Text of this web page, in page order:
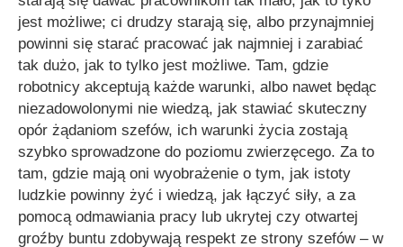
jest możliwe; ci drudzy starają się, albo przynajmniej
powinni się starać pracować jak najmniej i zarabiać
tak dużo, jak to tylko jest możliwe. Tam, gdzie
robotnicy akceptują każde warunki, albo nawet będąc
niezadowolonymi nie wiedzą, jak stawiać skuteczny
opór żądaniom szefów, ich warunki życia zostają
szybko sprowadzone do poziomu zwierzęcego. Za to
tam, gdzie mają oni wyobrażenie o tym, jak istoty
ludzkie powinny żyć i wiedzą, jak łączyć siły, a za
pomocą odmawiania pracy lub ukrytej czy otwartej
groźby buntu zdobywają respekt ze strony szefów – w